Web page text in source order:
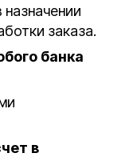
заказа.
банка
в